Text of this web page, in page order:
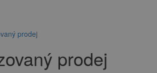
prodej
prodej